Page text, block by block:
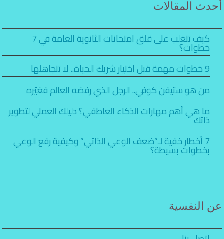
أحدث المقالات
كيف تتغلب على قلق امتحانات الثانوية العامة في 7
خطوات؟
9 خطوات مهمة قبل اختيار شريك الحياة.. لا تتجاهلها
من هو ستيفن كوفي.. الرجل الذي رفضه العالم فغيّره
ما هي أهم مهارات الذكاء العاطفي؟ دليلك العملي لتطوير
ذاتك
7 أخطار خفية لـ”ضعف الوعي الذاتي” وكيفية رفع الوعي
بخطوات بسيطة؟
عن النفسية